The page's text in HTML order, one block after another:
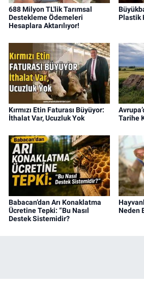
688 Milyon TL'lik Tarımsal
Destekleme Ödemeleri
Hesaplara Aktarılıyor!
Plastik
Kırmızı Etin Faturası Büyüyor:
İthalat Var, Ucuzluk Yok
Tarihe
Babacan’dan Arı Konaklatma
Ücretine Tepki: “Bu Nasıl
Destek Sistemidir?
Neden